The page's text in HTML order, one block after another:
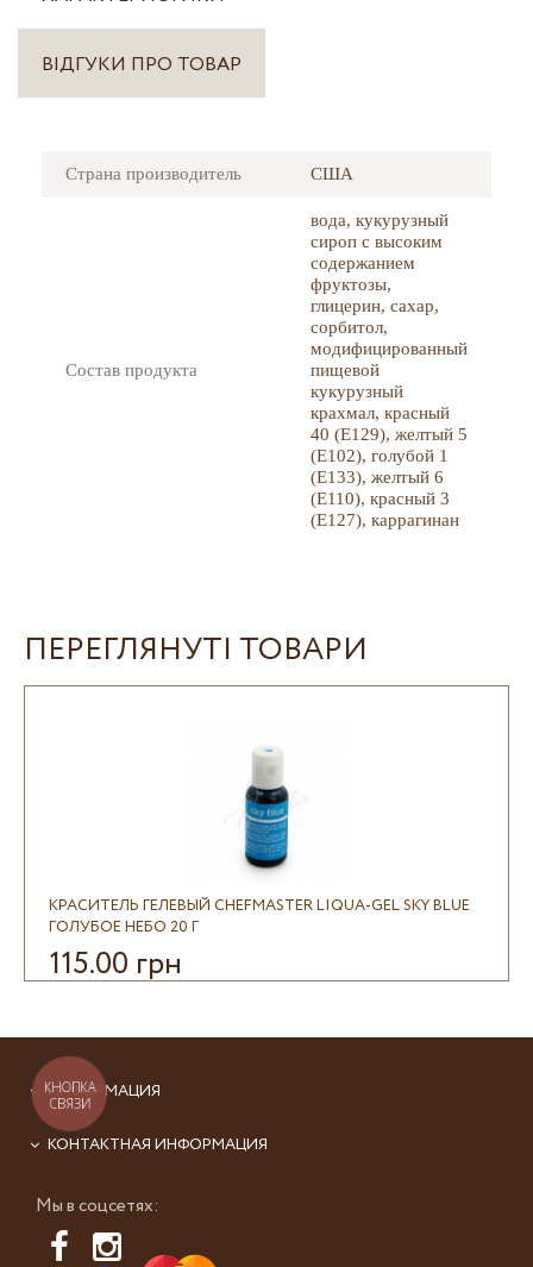
ВІДГУКИ ПРО ТОВАР
Страна производитель США
Состав продукта
вода, кукурузный
сироп с высоким
содержанием
фруктозы,
глицерин, сахар,
сорбитол,
модифицированный
пищевой
кукурузный
крахмал, красный
40 (Е129), желтый 5
(Е102), голубой 1
(Е133), желтый 6
(Е110), красный 3
(Е127), каррагинан
ПЕРЕГЛЯНУТІ ТОВАРИ
КРАСИТЕЛЬ ГЕЛЕВЫЙ CHEFMASTER LIQUA-GEL SKY BLUE
ГОЛУБОЕ НЕБО 20 Г
115.00 грн
ИНФОРМАЦИЯ
Мы в соцсетях:
КОНТАКТНАЯ ИНФОРМАЦИЯ
КНОПКА
СВЯЗИ